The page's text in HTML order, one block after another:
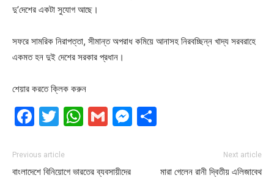
দু’দেশের একটা সুযোগ আছে।
সফরে সামরিক নিরাপত্তা, সীমান্ত অপরাধ কমিয়ে আনাসহ নিরবচ্ছিন্ন খাদ্য সরবরাহে
একমত হন দুই দেশের সরকার প্রধান।
শেয়ার করতে ক্লিক করুন
Facebook
Twitter
WhatsApp
GmailMessenger
Previous article
বাংলাদেশে বিনিয়োগে ভারতের ব্যবসায়ীদের
Next article
মারা গেলেন রানী দ্বিতীয় এলিজাবেথ